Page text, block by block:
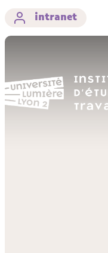
intranet